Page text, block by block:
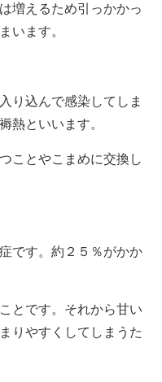
増えるため引っかかっ
います。
り込んで感染してしま
熱といいます。
ことやこまめに交換し
です。約２５％がかか
とです。それから甘い
りやすくしてしまうた